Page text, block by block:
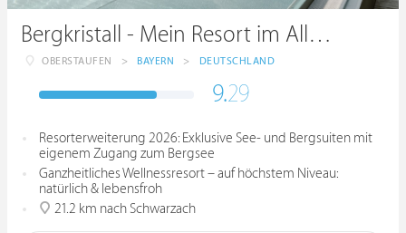
Bergkristall - Mein Resort im Allgäu
OBERSTAUFEN > BAYERN > DEUTSCHLAND
9.29
Resorterweiterung 2026: Exklusive See- und Bergsuiten mit
eigenem Zugang zum Bergsee
Ganzheitliches Wellnessresort – auf höchstem Niveau:
natürlich & lebensfroh
21.2 km nach Schwarzach